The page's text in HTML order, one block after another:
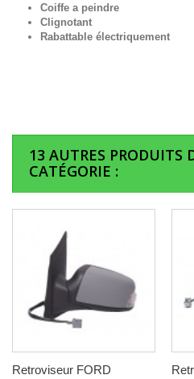
Coiffe a peindre
Clignotant
Rabattable électriquement
13 AUTRES PRODUITS
CATÉGORIE :
Retroviseur FORD